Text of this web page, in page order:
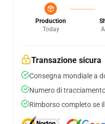
Production
Today
Transazione sicura
Consegna mondiale a
Numero di
Rimborso completo se